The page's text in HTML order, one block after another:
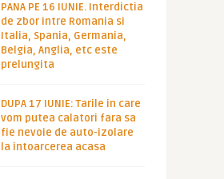
PANA PE 16 IUNIE. Interdictia
de zbor intre Romania si
Italia, Spania, Germania,
Belgia, Anglia, etc este
prelungita
DUPA 17 IUNIE: Tarile in care
vom putea calatori fara sa
fie nevoie de auto-izolare
la intoarcerea acasa